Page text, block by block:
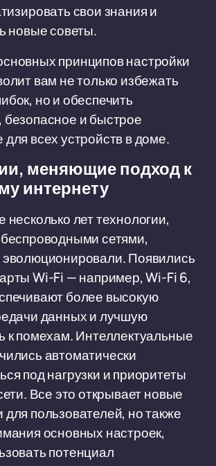
свои знания и
новые советы.
принципов настройки
вам не только избежать
но и обеспечить
и быстрое
всех устройств в доме.
меняющие подход к
интернету
несколько лет технологии,
сетями,
эволюционировали. Появились
Wi-Fi — например, Wi-Fi 6,
более высокую
данных и лучшую
к помехам. Интеллектуальные
автоматически
под нагрузки и приоритеты
Все это открывает новые
пользователей, но также
основных настроек,
потенциал